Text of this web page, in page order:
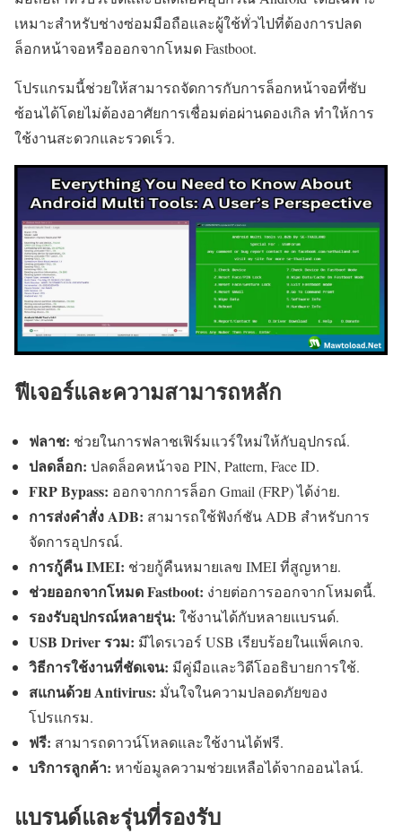
เหมาะสำหรับช่างซ่อมมือถือและผู้ใช้ทั่วไปที่ต้องการปลด
ล็อกหน้าจอหรือออกจากโหมด Fastboot.
โปรแกรมนี้ช่วยให้สามารถจัดการกับการล็อกหน้าจอที่ซับ
ซ้อนได้โดยไม่ต้องอาศัยการเชื่อมต่อผ่านดองเกิล ทำให้การ
ใช้งานสะดวกและรวดเร็ว.
ฟีเจอร์และความสามารถหลัก
ฟลาช: ช่วยในการฟลาชเฟิร์มแวร์ใหม่ให้กับอุปกรณ์.
ปลดล็อก: ปลดล็อคหน้าจอ PIN, Pattern, Face ID.
FRP Bypass: ออกจากการล็อก Gmail (FRP) ได้ง่าย.
การส่งคำสั่ง ADB: สามารถใช้ฟังก์ชัน ADB สำหรับการ
จัดการอุปกรณ์.
การกู้คืน IMEI: ช่วยกู้คืนหมายเลข IMEI ที่สูญหาย.
ช่วยออกจากโหมด Fastboot: ง่ายต่อการออกจากโหมดนี้.
รองรับอุปกรณ์หลายรุ่น: ใช้งานได้กับหลายแบรนด์.
USB Driver รวม: มีไดรเวอร์ USB เรียบร้อยในแพ็คเกจ.
วิธีการใช้งานที่ชัดเจน: มีคู่มือและวิดีโออธิบายการใช้.
สแกนด้วย Antivirus: มั่นใจในความปลอดภัยของ
โปรแกรม.
ฟรี: สามารถดาวน์โหลดและใช้งานได้ฟรี.
บริการลูกค้า: หาข้อมูลความช่วยเหลือได้จากออนไลน์.
แบรนด์และรุ่นที่รองรับ